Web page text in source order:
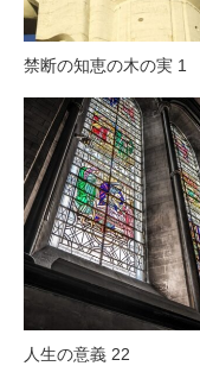
禁断の知恵の木の実 1
人生の意義 22